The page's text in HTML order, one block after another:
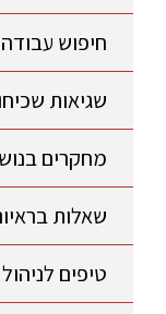
חיפוש
שגיאות
מחקרים
שאלות
טיפים